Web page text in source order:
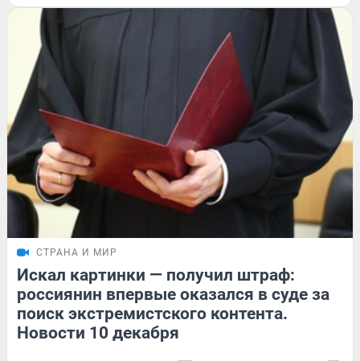
СТРАНА И МИР
Искал картинки — получил штраф:
россиянин впервые оказался в суде за
поиск экстремистского контента.
Новости 10 декабря